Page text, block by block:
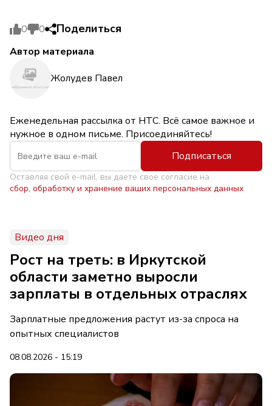
0 0 Поделиться
Автор материала
Жолудев Павел
Еженедельная рассылка от НТС. Всё самое важное и
нужное в одном письме. Присоединяйтесь!
Подписаться
Оставляя свой e-mail, вы даете свое согласие на
сбор, обработку и хранение ваших персональных данных
Видео дня
Рост на треть: в Иркутской
области заметно выросли
зарплаты в отдельных отраслях
Зарплатные предложения растут из-за спроса на
опытных специалистов
08.08.2026 - 15:19